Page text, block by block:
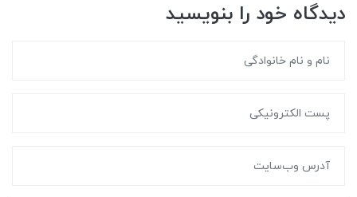
دیدگاه خود را بنویسید